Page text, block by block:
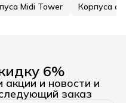
Midi Tower Корпуса
6%
и новости и
заказ